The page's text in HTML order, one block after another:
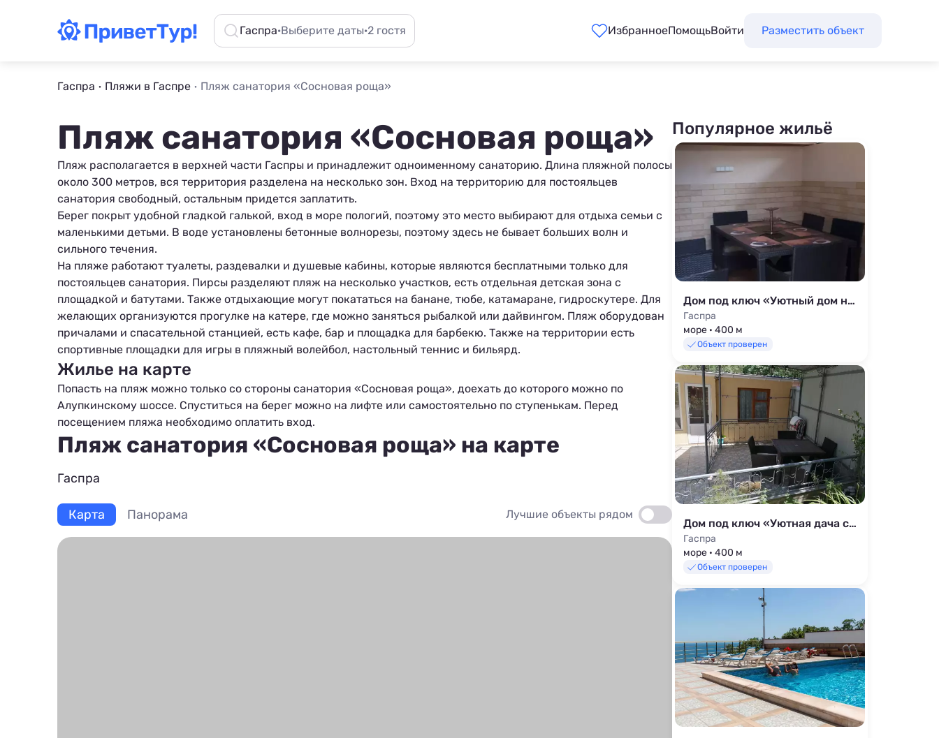
Гаспра·Выберите даты·2 гостя ИзбранноеПомощьВойти Разместить объект
Гаспра Пляжи в Гаспре Пляж санатория «Сосновая роща»
Пляж санатория «Сосновая роща»
Пляж располагается в верхней части Гаспры и принадлежит одноименному санаторию. Длина пляжной полосы
около 300 метров, вся территория разделена на несколько зон. Вход на территорию для постояльцев
санатория свободный, остальным придется заплатить.
Берег покрыт удобной гладкой галькой, вход в море пологий, поэтому это место выбирают для отдыха семьи с
маленькими детьми. В воде установлены бетонные волнорезы, поэтому здесь не бывает больших волн и
сильного течения.
На пляже работают туалеты, раздевалки и душевые кабины, которые являются бесплатными только для
постояльцев санатория. Пирсы разделяют пляж на несколько участков, есть отдельная детская зона с
площадкой и батутами. Также отдыхающие могут покататься на банане, тюбе, катамаране, гидроскутере. Для
желающих организуются прогулке на катере, где можно заняться рыбалкой или дайвингом. Пляж оборудован
причалами и спасательной станцией, есть кафе, бар и площадка для барбекю. Также на территории есть
спортивные площадки для игры в пляжный волейбол, настольный теннис и бильярд.
Жилье на карте
Попасть на пляж можно только со стороны санатория «Сосновая роща», доехать до которого можно по
Алупкинскому шоссе. Спуститься на берег можно на лифте или самостоятельно по ступенькам. Перед
посещением пляжа необходимо оплатить вход.
Пляж санатория «Сосновая роща» на карте
Гаспра
Карта Панорама Лучшие объекты рядом
Популярное жильё
Дом под ключ «Уютный дом на две комнаты»
Гаспра
море · 400 м
Объект проверен
Дом под ключ «Уютная дача со всеми удобствами»
Гаспра
море · 400 м
Объект проверен